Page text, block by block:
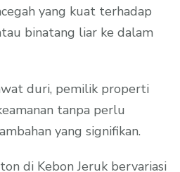
yang kuat terhadap
binatang liar ke dalam
duri, pemilik properti
tanpa perlu
yang signifikan.
di Kebon Jeruk bervariasi